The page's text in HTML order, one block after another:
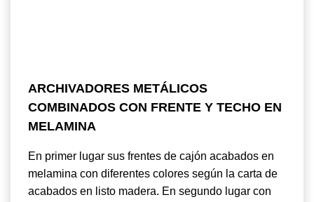
ARCHIVADORES METÁLICOS
COMBINADOS CON FRENTE Y TECHO EN
MELAMINA
En primer lugar sus frentes de cajón acabados en
melamina con diferentes colores según la carta de
acabados en listo madera. En segundo lugar con